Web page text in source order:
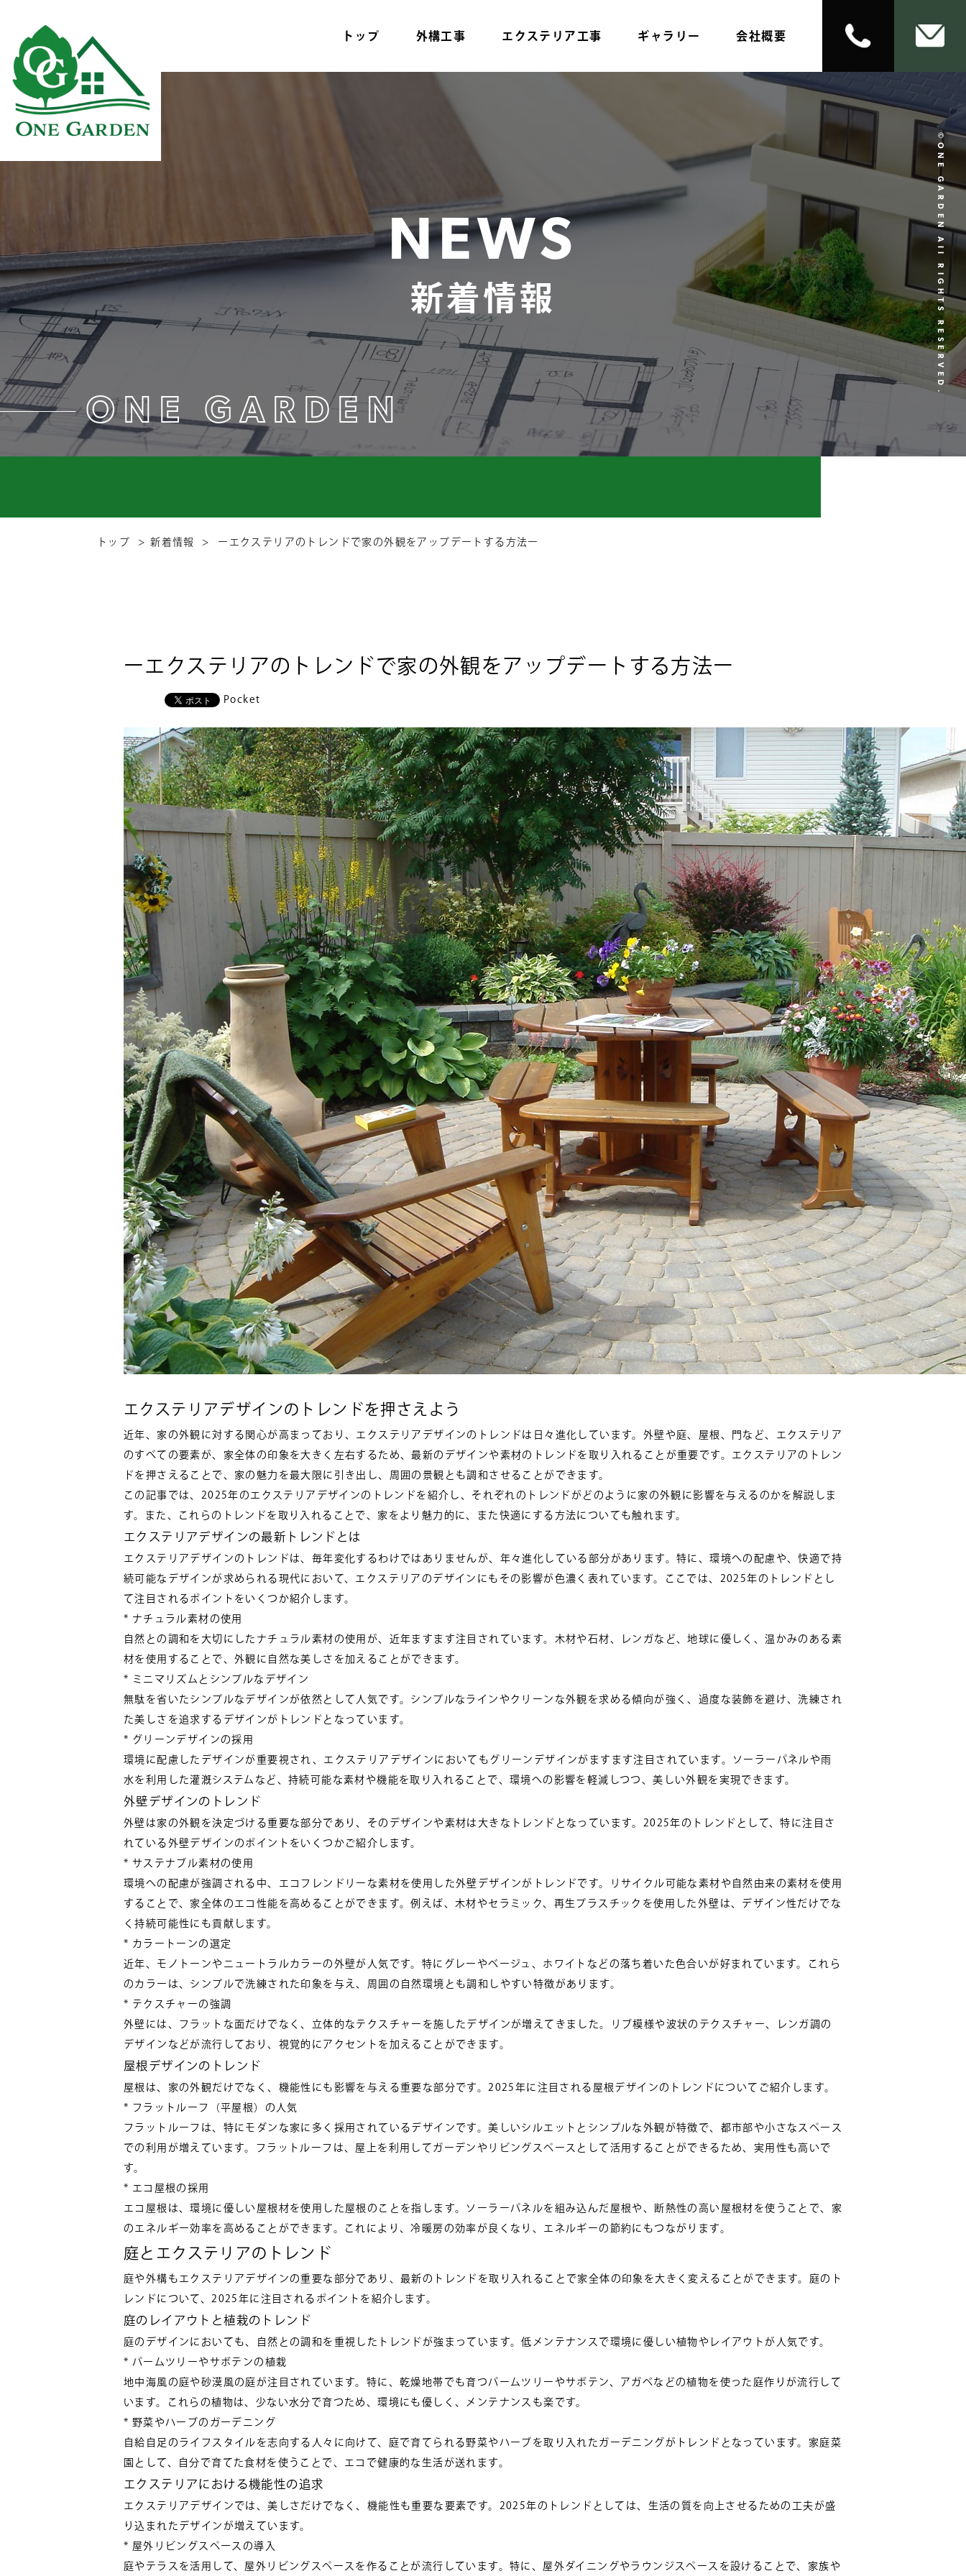
トップ 外構工事 エクステリア工事 ギャラリー 会社概要
NEWS
新着情報
ONE GARDEN
©ONE GARDEN All RIGHTS RESERVED.
トップ 新着情報 ーエクステリアのトレンドで家の外観をアップデートする方法ー
ーエクステリアのトレンドで家の外観をアップデートする方法ー
Pocket
エクステリアデザインのトレンドを押さえよう
近年、家の外観に対する関心が高まっており、エクステリアデザインのトレンドは日々進化しています。外壁や庭、屋根、門など、エクステリア
のすべての要素が、家全体の印象を大きく左右するため、最新のデザインや素材のトレンドを取り入れることが重要です。エクステリアのトレン
ドを押さえることで、家の魅力を最大限に引き出し、周囲の景観とも調和させることができます。
この記事では、2025年のエクステリアデザインのトレンドを紹介し、それぞれのトレンドがどのように家の外観に影響を与えるのかを解説しま
す。また、これらのトレンドを取り入れることで、家をより魅力的に、また快適にする方法についても触れます。
エクステリアデザインの最新トレンドとは
エクステリアデザインのトレンドは、毎年変化するわけではありませんが、年々進化している部分があります。特に、環境への配慮や、快適で持
続可能なデザインが求められる現代において、エクステリアのデザインにもその影響が色濃く表れています。ここでは、2025年のトレンドとし
て注目されるポイントをいくつか紹介します。
* ナチュラル素材の使用
自然との調和を大切にしたナチュラル素材の使用が、近年ますます注目されています。木材や石材、レンガなど、地球に優しく、温かみのある素
材を使用することで、外観に自然な美しさを加えることができます。
* ミニマリズムとシンプルなデザイン
無駄を省いたシンプルなデザインが依然として人気です。シンプルなラインやクリーンな外観を求める傾向が強く、過度な装飾を避け、洗練され
た美しさを追求するデザインがトレンドとなっています。
* グリーンデザインの採用
環境に配慮したデザインが重要視され、エクステリアデザインにおいてもグリーンデザインがますます注目されています。ソーラーパネルや雨
水を利用した灌漑システムなど、持続可能な素材や機能を取り入れることで、環境への影響を軽減しつつ、美しい外観を実現できます。
外壁デザインのトレンド
外壁は家の外観を決定づける重要な部分であり、そのデザインや素材は大きなトレンドとなっています。2025年のトレンドとして、特に注目さ
れている外壁デザインのポイントをいくつかご紹介します。
* サステナブル素材の使用
環境への配慮が強調される中、エコフレンドリーな素材を使用した外壁デザインがトレンドです。リサイクル可能な素材や自然由来の素材を使用
することで、家全体のエコ性能を高めることができます。例えば、木材やセラミック、再生プラスチックを使用した外壁は、デザイン性だけでな
く持続可能性にも貢献します。
* カラートーンの選定
近年、モノトーンやニュートラルカラーの外壁が人気です。特にグレーやベージュ、ホワイトなどの落ち着いた色合いが好まれています。これら
のカラーは、シンプルで洗練された印象を与え、周囲の自然環境とも調和しやすい特徴があります。
* テクスチャーの強調
外壁には、フラットな面だけでなく、立体的なテクスチャーを施したデザインが増えてきました。リブ模様や波状のテクスチャー、レンガ調の
デザインなどが流行しており、視覚的にアクセントを加えることができます。
屋根デザインのトレンド
屋根は、家の外観だけでなく、機能性にも影響を与える重要な部分です。2025年に注目される屋根デザインのトレンドについてご紹介します。
* フラットルーフ（平屋根）の人気
フラットルーフは、特にモダンな家に多く採用されているデザインです。美しいシルエットとシンプルな外観が特徴で、都市部や小さなスペース
での利用が増えています。フラットルーフは、屋上を利用してガーデンやリビングスペースとして活用することができるため、実用性も高いで
す。
* エコ屋根の採用
エコ屋根は、環境に優しい屋根材を使用した屋根のことを指します。ソーラーパネルを組み込んだ屋根や、断熱性の高い屋根材を使うことで、家
のエネルギー効率を高めることができます。これにより、冷暖房の効率が良くなり、エネルギーの節約にもつながります。
庭とエクステリアのトレンド
庭や外構もエクステリアデザインの重要な部分であり、最新のトレンドを取り入れることで家全体の印象を大きく変えることができます。庭のト
レンドについて、2025年に注目されるポイントを紹介します。
庭のレイアウトと植栽のトレンド
庭のデザインにおいても、自然との調和を重視したトレンドが強まっています。低メンテナンスで環境に優しい植物やレイアウトが人気です。
* パームツリーやサボテンの植栽
地中海風の庭や砂漠風の庭が注目されています。特に、乾燥地帯でも育つパームツリーやサボテン、アガベなどの植物を使った庭作りが流行して
います。これらの植物は、少ない水分で育つため、環境にも優しく、メンテナンスも楽です。
* 野菜やハーブのガーデニング
自給自足のライフスタイルを志向する人々に向けて、庭で育てられる野菜やハーブを取り入れたガーデニングがトレンドとなっています。家庭菜
園として、自分で育てた食材を使うことで、エコで健康的な生活が送れます。
エクステリアにおける機能性の追求
エクステリアデザインでは、美しさだけでなく、機能性も重要な要素です。2025年のトレンドとしては、生活の質を向上させるための工夫が盛
り込まれたデザインが増えています。
* 屋外リビングスペースの導入
庭やテラスを活用して、屋外リビングスペースを作ることが流行しています。特に、屋外ダイニングやラウンジスペースを設けることで、家族や